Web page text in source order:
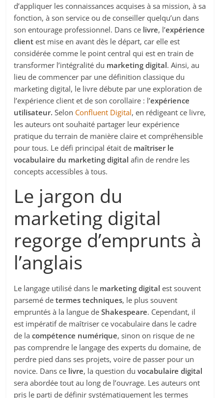
d’appliquer les connaissances acquises à sa mission, à sa
fonction, à son service ou de conseiller quelqu’un dans
son entourage professionnel. Dans ce livre, l’expérience
client est mise en avant dès le départ, car elle est
considérée comme le point central qui est en train de
transformer l’intégralité du marketing digital. Ainsi, au
lieu de commencer par une définition classique du
marketing digital, le livre débute par une exploration de
l’expérience client et de son corollaire : l’expérience
utilisateur. Selon Confluent Digital, en rédigeant ce livre,
les auteurs ont souhaité partager leur expérience
pratique du terrain de manière claire et compréhensible
pour tous. Le défi principal était de maîtriser le
vocabulaire du marketing digital afin de rendre les
concepts accessibles à tous.
Le jargon du
marketing digital
regorge d’emprunts à
l’anglais
Le langage utilisé dans le marketing digital est souvent
parsemé determes techniques, le plus souvent
empruntés à la langue de Shakespeare. Cependant, il
est impératif de maîtriser ce vocabulaire dans le cadre
de lacompétence numérique, sinon on risque de ne
pas comprendre le langage des experts du domaine, de
perdre pied dans ses projets, voire de passer pour un
novice. Dans ce livre, la question duvocabulaire digital
sera abordée tout au long de l’ouvrage. Les auteurs ont
pris le parti de définir systématiquement les termes